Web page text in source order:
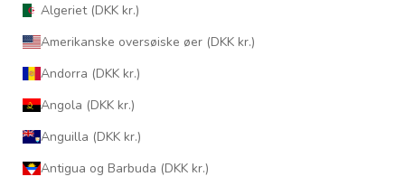
Algeriet (DKK kr.)
Amerikanske oversøiske øer (DKK kr.)
Andorra (DKK kr.)
Angola (DKK kr.)
Anguilla (DKK kr.)
Antigua og Barbuda (DKK kr.)